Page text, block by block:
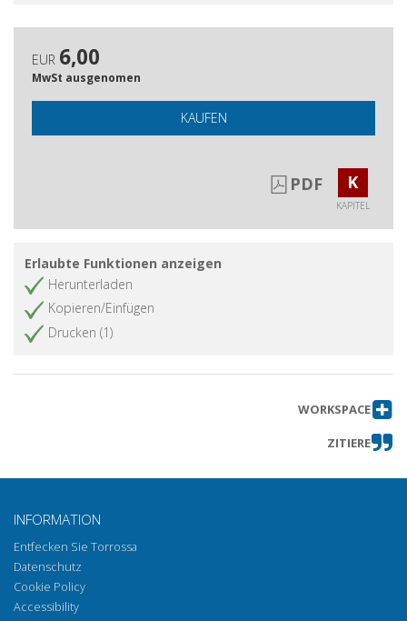
EUR 6,00
MwSt ausgenomen
KAUFEN
PDF K
KAPITEL
Erlaubte Funktionen anzeigen
Herunterladen
Kopieren/Einfügen
Drucken (1)
WORKSPACE
ZITIERE
INFORMATION
Entfecken Sie Torrossa
Datenschutz
Cookie Policy
Accessibility